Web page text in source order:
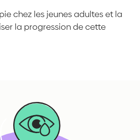
chez les jeunes adultes et la
la progression de cette